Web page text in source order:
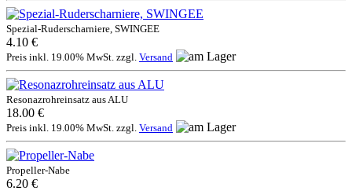
Spezial-Ruderscharniere, SWINGEE
4.10 €
Preis inkl. 19.00% MwSt. zzgl. Versand
Resonazrohreinsatz aus ALU
18.00 €
Preis inkl. 19.00% MwSt. zzgl. Versand
Propeller-Nabe
6.20 €